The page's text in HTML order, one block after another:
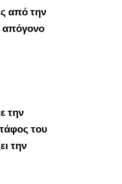
από την
απόγονο
την
του
την